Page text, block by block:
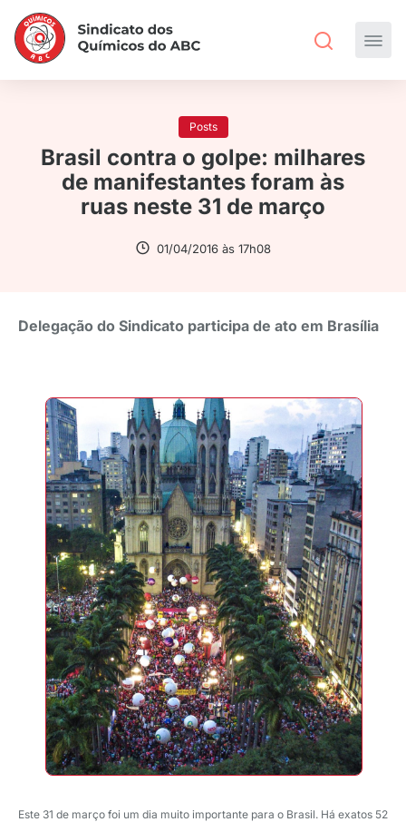
Posts
Brasil contra o golpe: milhares
de manifestantes foram às
ruas neste 31 de março
01/04/2016 às 17h08
Delegação do Sindicato participa de ato em Brasília
Este 31 de março foi um dia muito importante para o Brasil. Há exatos 52